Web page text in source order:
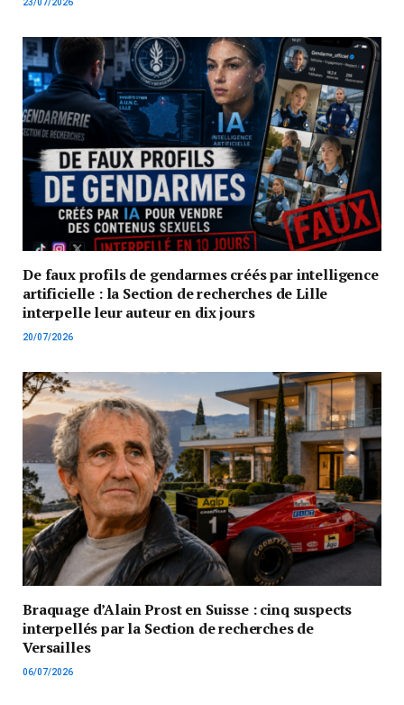
23/07/2026
De faux profils de gendarmes créés par intelligence
artificielle : la Section de recherches de Lille
interpelle leur auteur en dix jours
20/07/2026
Braquage d’Alain Prost en Suisse : cinq suspects
interpellés par la Section de recherches de
Versailles
06/07/2026